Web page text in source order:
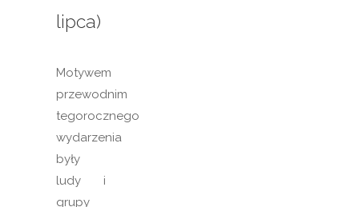
lipca)
Motywem
przewodnim
tegorocznego
wydarzenia
były
ludy i
grupy